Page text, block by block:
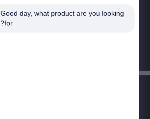
Good day, what product are you looking
for?